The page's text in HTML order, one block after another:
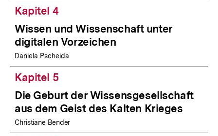
Kapitel 4
Wissen und Wissenschaft unter
digitalen Vorzeichen
Daniela Pscheida
Kapitel 5
Die Geburt der Wissensgesellschaft
aus dem Geist des Kalten Krieges
Christiane Bender